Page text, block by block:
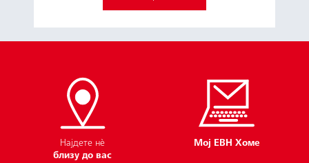
Зборувај со нас
Најдете нѐ
близу до вас
Мој ЕВН Хоме